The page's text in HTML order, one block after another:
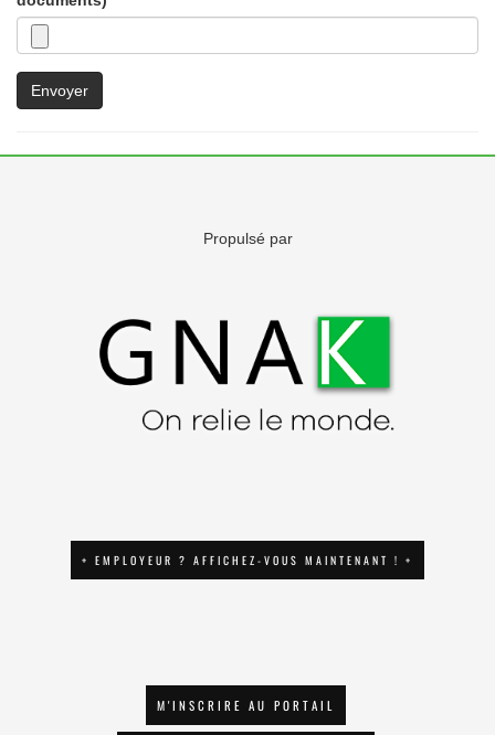
Envoyer
Propulsé par
+ EMPLOYEUR ? AFFICHEZ-VOUS MAINTENANT ! +
M'INSCRIRE AU PORTAIL